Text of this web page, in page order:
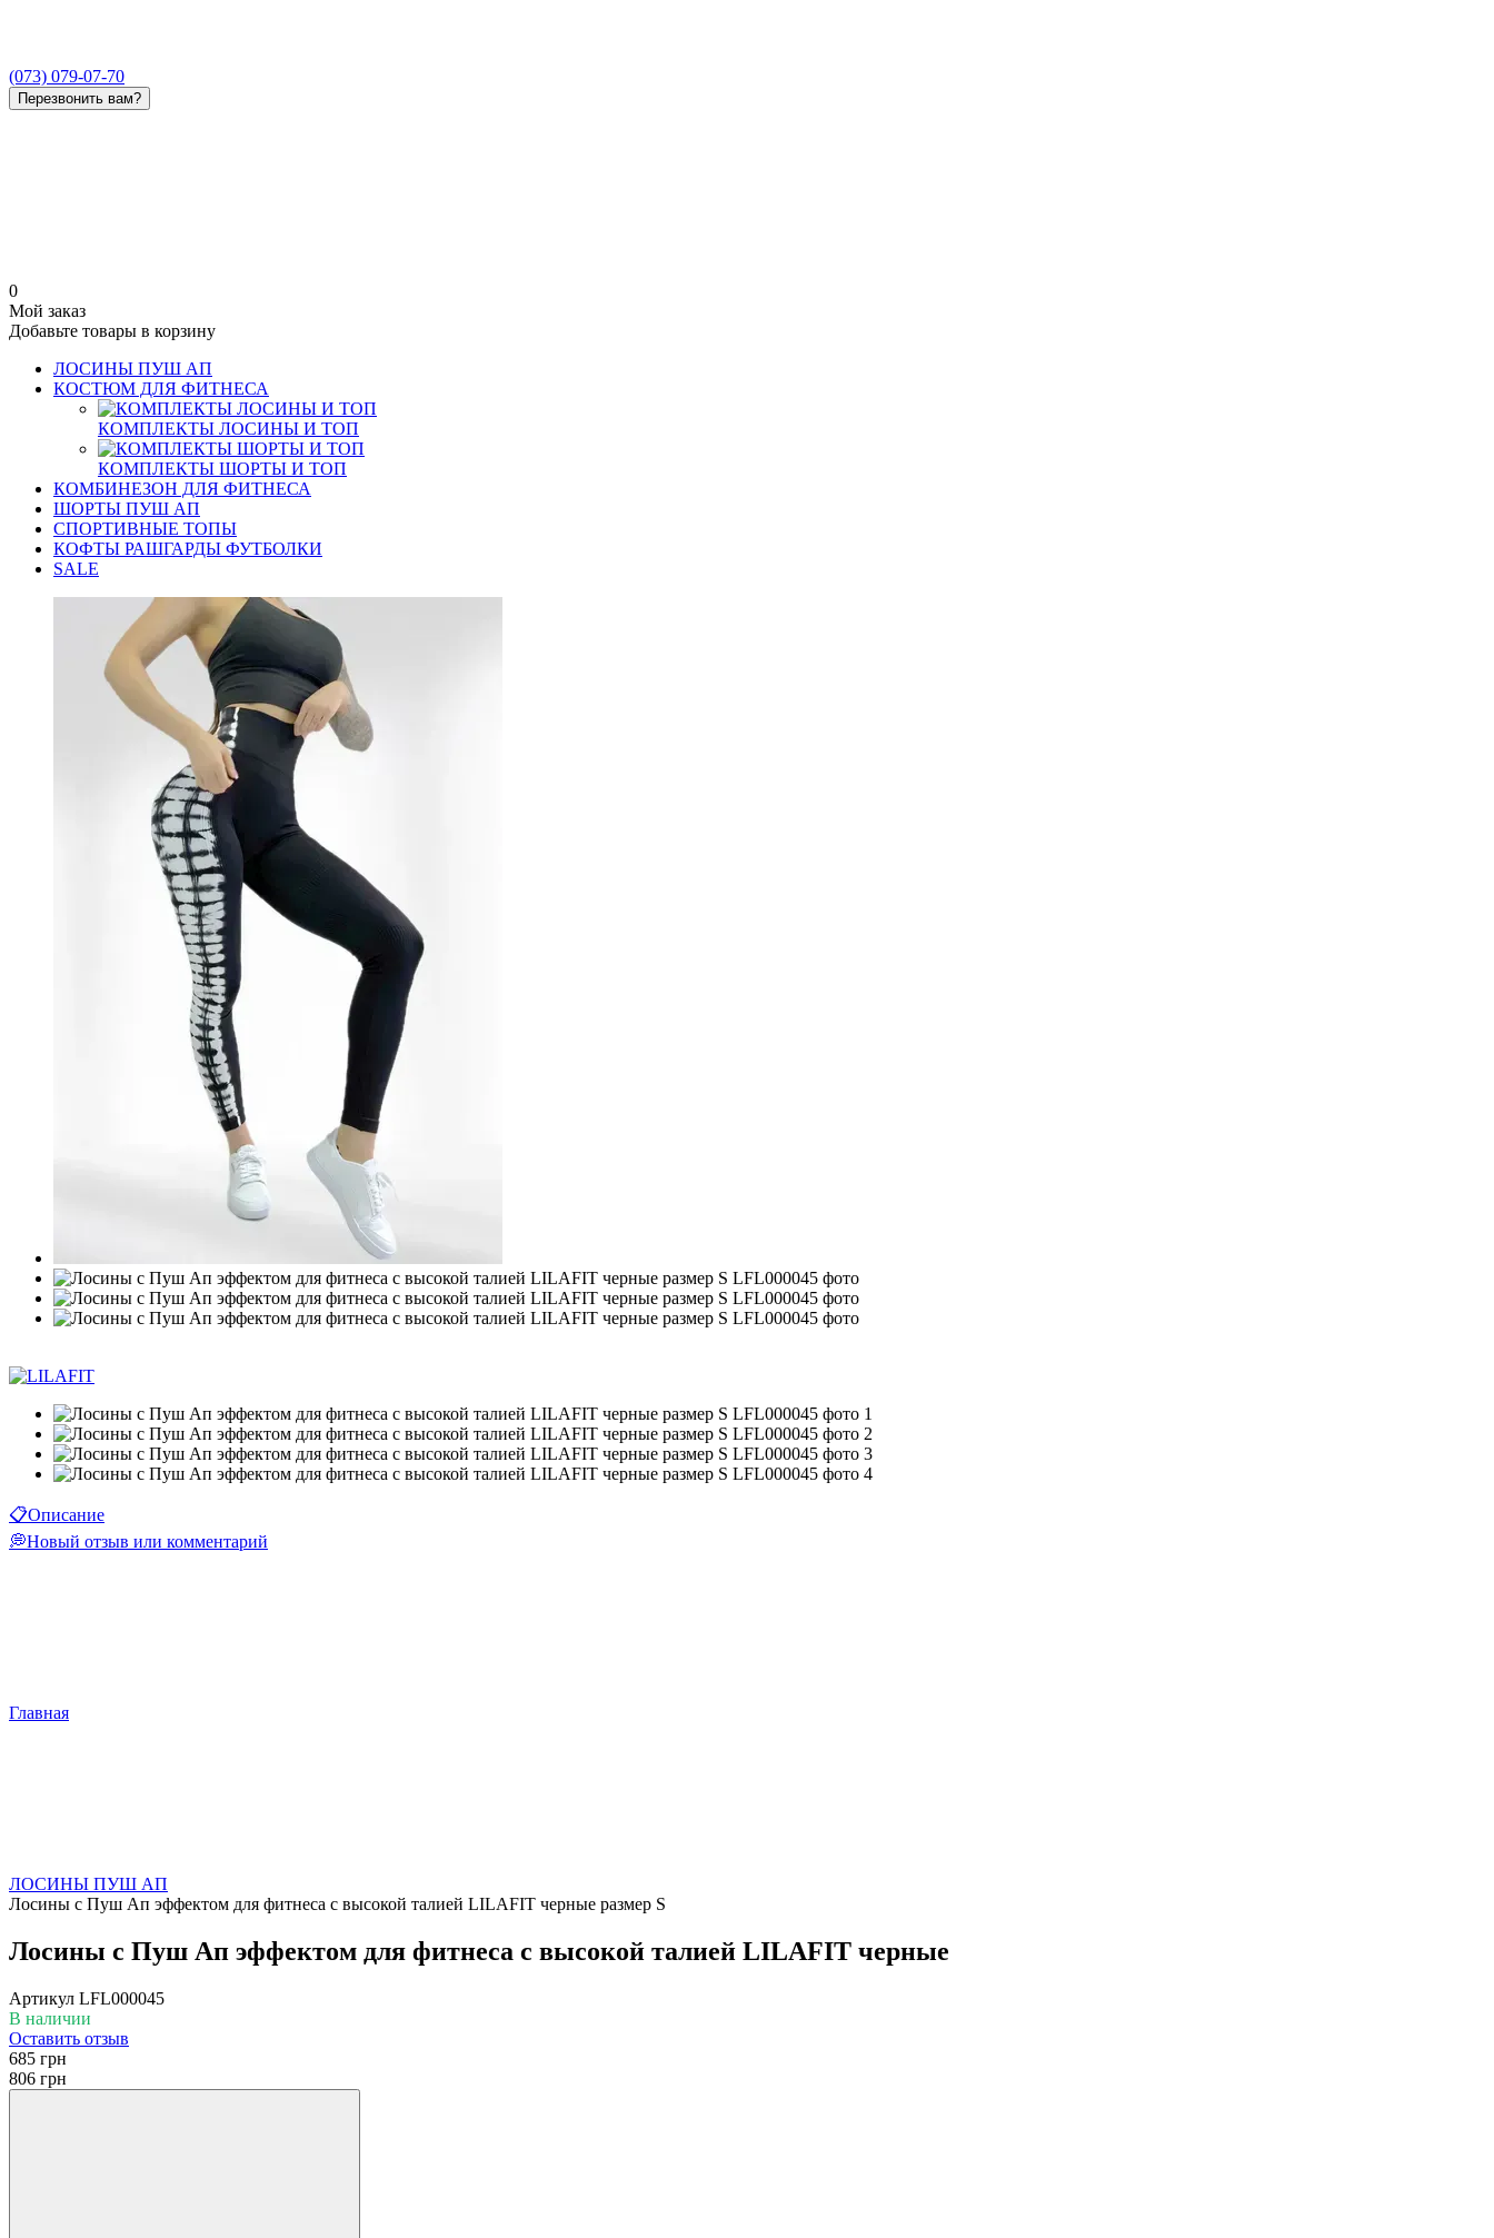
(073) 079-07-70
Перезвонить вам?
0
Мой заказ
Добавьте товары в корзину
ЛОСИНЫ ПУШ АП
КОСТЮМ ДЛЯ ФИТНЕСА
КОМПЛЕКТЫ ЛОСИНЫ И ТОП
КОМПЛЕКТЫ ШОРТЫ И ТОП
КОМБИНЕЗОН ДЛЯ ФИТНЕСА
ШОРТЫ ПУШ АП
СПОРТИВНЫЕ ТОПЫ
КОФТЫ РАШГАРДЫ ФУТБОЛКИ
SALE
📋Описание
💭Новый отзыв или комментарий
Главная
ЛОСИНЫ ПУШ АП
Лосины с Пуш Ап эффектом для фитнеса с высокой талией LILAFIT черные размер S
Лосины с Пуш Ап эффектом для фитнеса с высокой талией LILAFIT черные
Артикул LFL000045
В наличии
Оставить отзыв
685 грн
806 грн